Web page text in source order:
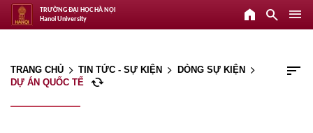
TRƯỜNG ĐẠI HỌC HÀ NỘI
Hanoi University
home search menu
TRANG CHỦ arrow_forward_ios TIN TỨC - SỰ KIỆN arrow_forward_ios DÒNG SỰ KIỆN arrow_forward_ios
DỰ ÁN QUỐC TẾ cached
sort